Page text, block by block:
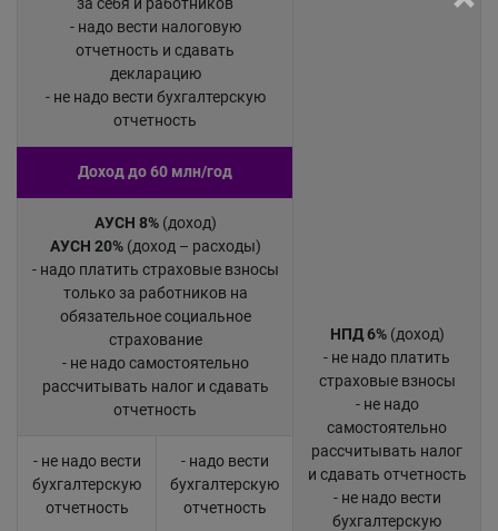
- надо вести налоговую
отчетность и сдавать
декларацию
- не надо вести бухгалтерскую
отчетность
НПД 6%(доход)
- не надо платить
страховые взносы
- не надо
самостоятельно
рассчитывать налог
и сдавать отчетность
- не надо вести
бухгалтерскую
Доход до 60 млн/год
АУСН 8%(доход)
АУСН 20%(доход – расходы)
- надо платить страховые взносы
только за работников на
обязательное социальное
страхование
- не надо самостоятельно
рассчитывать налог и сдавать
отчетность
- не надо вести
бухгалтерскую
отчетность
- надо вести
бухгалтерскую
отчетность